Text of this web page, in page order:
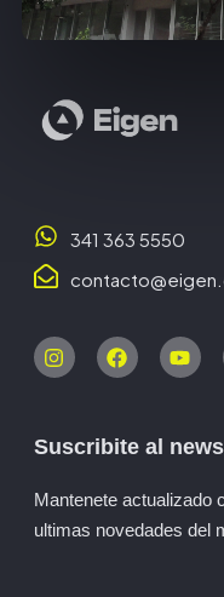
341 363 5550
Suscribite al
Mantenete actualizado
ultimas novedades del